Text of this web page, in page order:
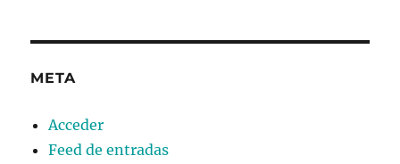
META
Acceder
Feed de entradas